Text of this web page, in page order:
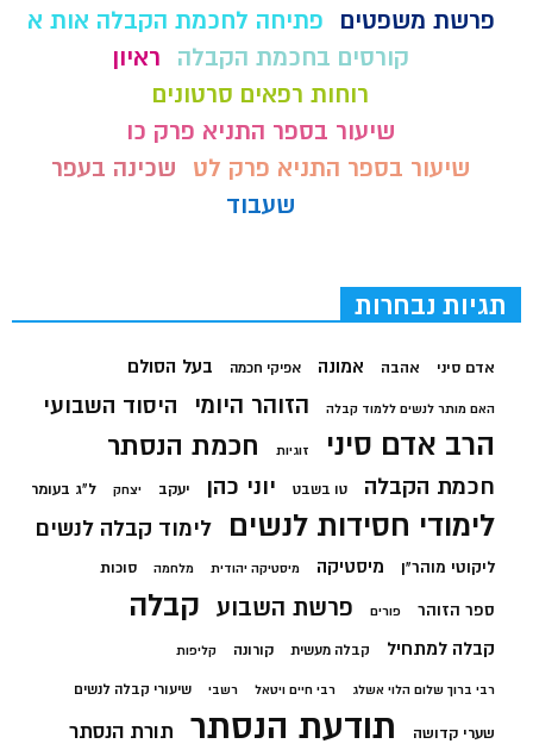
פרשת משפטים
פתיחה לחכמת הקבלה אות א
קורסים בחכמת הקבלה
ראיון
רוחות רפאים סרטונים
שיעור בספר התניא פרק כו
שיעור בספר התניא פרק לט
שכינה בעפר
שעבוד
תגיות נבחרות
אדם סיני אהבה אמונה אפיקי חכמה בעל הסולם
האם מותר לנשים ללמוד קבלה הזוהר היומי היסוד השבועי
הרב אדם סיני זוגיות חכמת הנסתר
חכמת הקבלה טו בשבט יוני כהן יעקב יצחק ל"ג בעומר
לימודי חסידות לנשים לימוד קבלה לנשים
ליקוטי מוהר"ן מיסטיקה מיסטיקה יהודית מלחמה סוכות
ספר הזוהר פורים פרשת השבוע קבלה
קבלה למתחיל קבלה מעשית קורונה קליפות
רבי ברוך שלום הלוי אשלג רבי חיים ויטאל רשבי שיעורי קבלה לנשים
שערי קדושה תודעת הנסתר תורת הנסתר